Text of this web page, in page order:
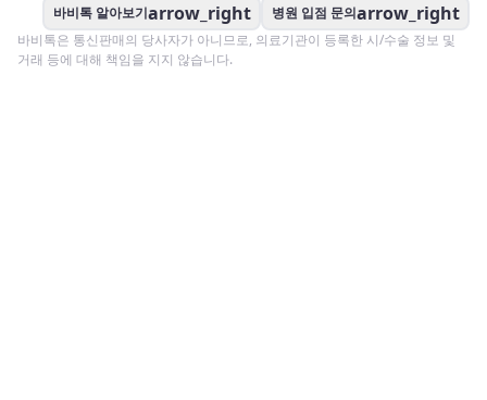
바비톡 알아보기arrow_right 병원 입점 문의arrow_right
바비톡은 통신판매의 당사자가 아니므로, 의료기관이 등록한 시/수술 정보 및
거래 등에 대해 책임을 지지 않습니다.